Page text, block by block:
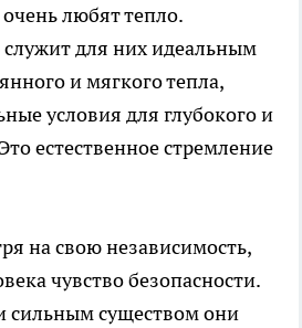
любят тепло.
служит для них идеальным
и мягкого тепла,
условия для глубокого и
естественное стремление
на свою независимость,
чувство безопасности.
сильным существом они